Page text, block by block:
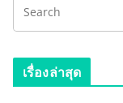
เรื่องล่าสุด